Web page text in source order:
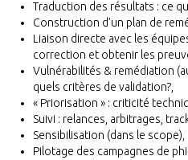
Traduction des résultats : ce
Construction d’un plan de
Liaison directe avec les
correction et obtenir les
Vulnérabilités & remédiation
quels critères de validation?,
« Priorisation » : criticité
Suivi : relances, arbitrages,
Sensibilisation (dans le scope),
Pilotage des campagnes de